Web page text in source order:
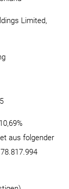
Limited,
10,69%
aus folgender